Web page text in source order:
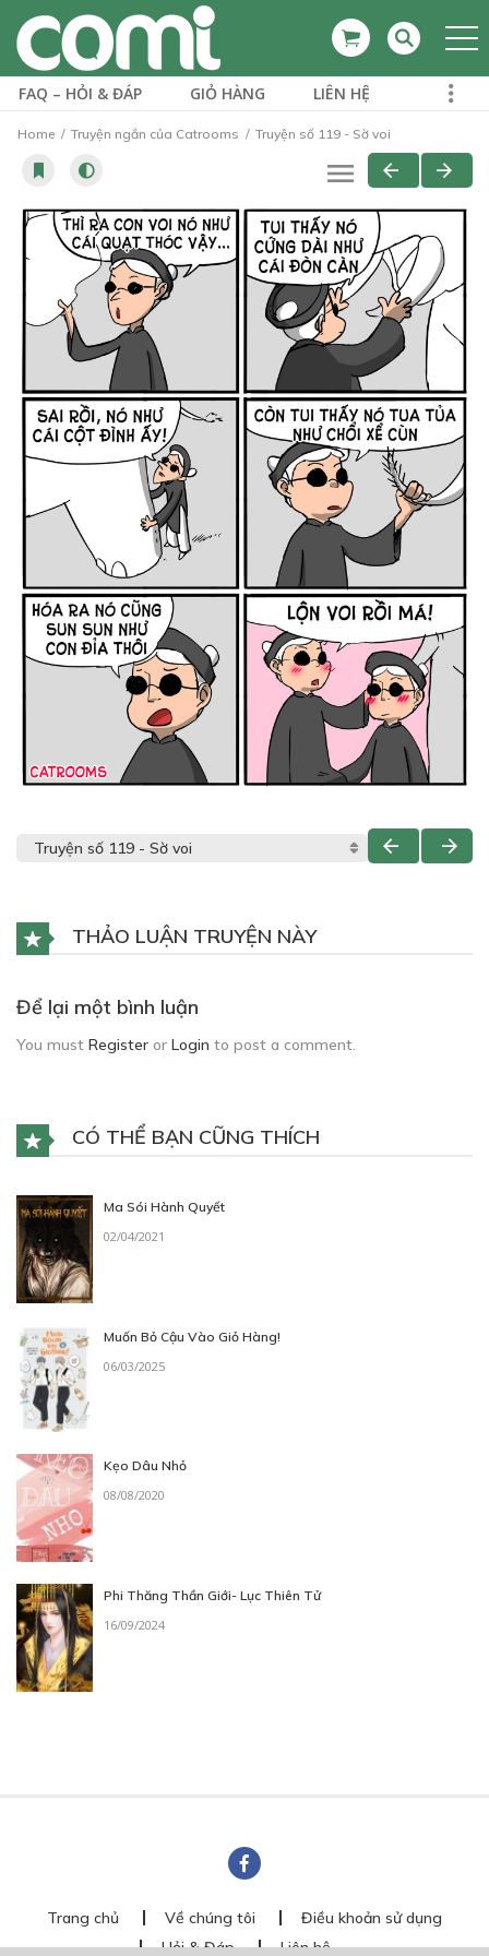
FAQ – HỎI & ĐÁP GIỎ HÀNG LIÊN HỆ
Home Truyện ngắn của Catrooms Truyện số 119 - Sờ voi
THẢO LUẬN TRUYỆN NÀY
Để lại một bình luận
You must Register or Login to post a comment.
CÓ THỂ BẠN CŨNG THÍCH
Ma Sói Hành Quyết
02/04/2021
Muốn Bỏ Cậu Vào Giỏ Hàng!
06/03/2025
Kẹo Dâu Nhỏ
08/08/2020
Phi Thăng Thần Giới- Lục Thiên Tử
16/09/2024
Trang chủ Về chúng tôi
Điều khoản sử dụng
Hỏi & Đáp
Liên hệ